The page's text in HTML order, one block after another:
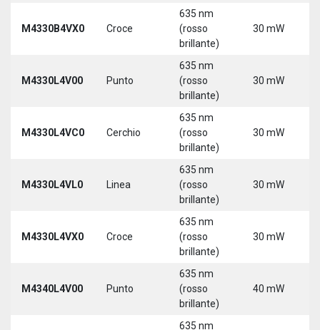
M4330B4VX0 Croce
635 nm
(rosso
brillante)
30 mW
M4330L4V00 Punto
635 nm
(rosso
brillante)
30 mW
M4330L4VC0 Cerchio
635 nm
(rosso
brillante)
30 mW
M4330L4VL0 Linea
635 nm
(rosso
brillante)
30 mW
M4330L4VX0 Croce
635 nm
(rosso
brillante)
30 mW
M4340L4V00 Punto
635 nm
(rosso
brillante)
40 mW
635 nm